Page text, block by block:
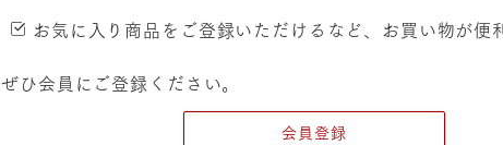
お気に入り商品をご登録いただけるなど、お買い物が便
ぜひ会員にご登録ください。
会員登録